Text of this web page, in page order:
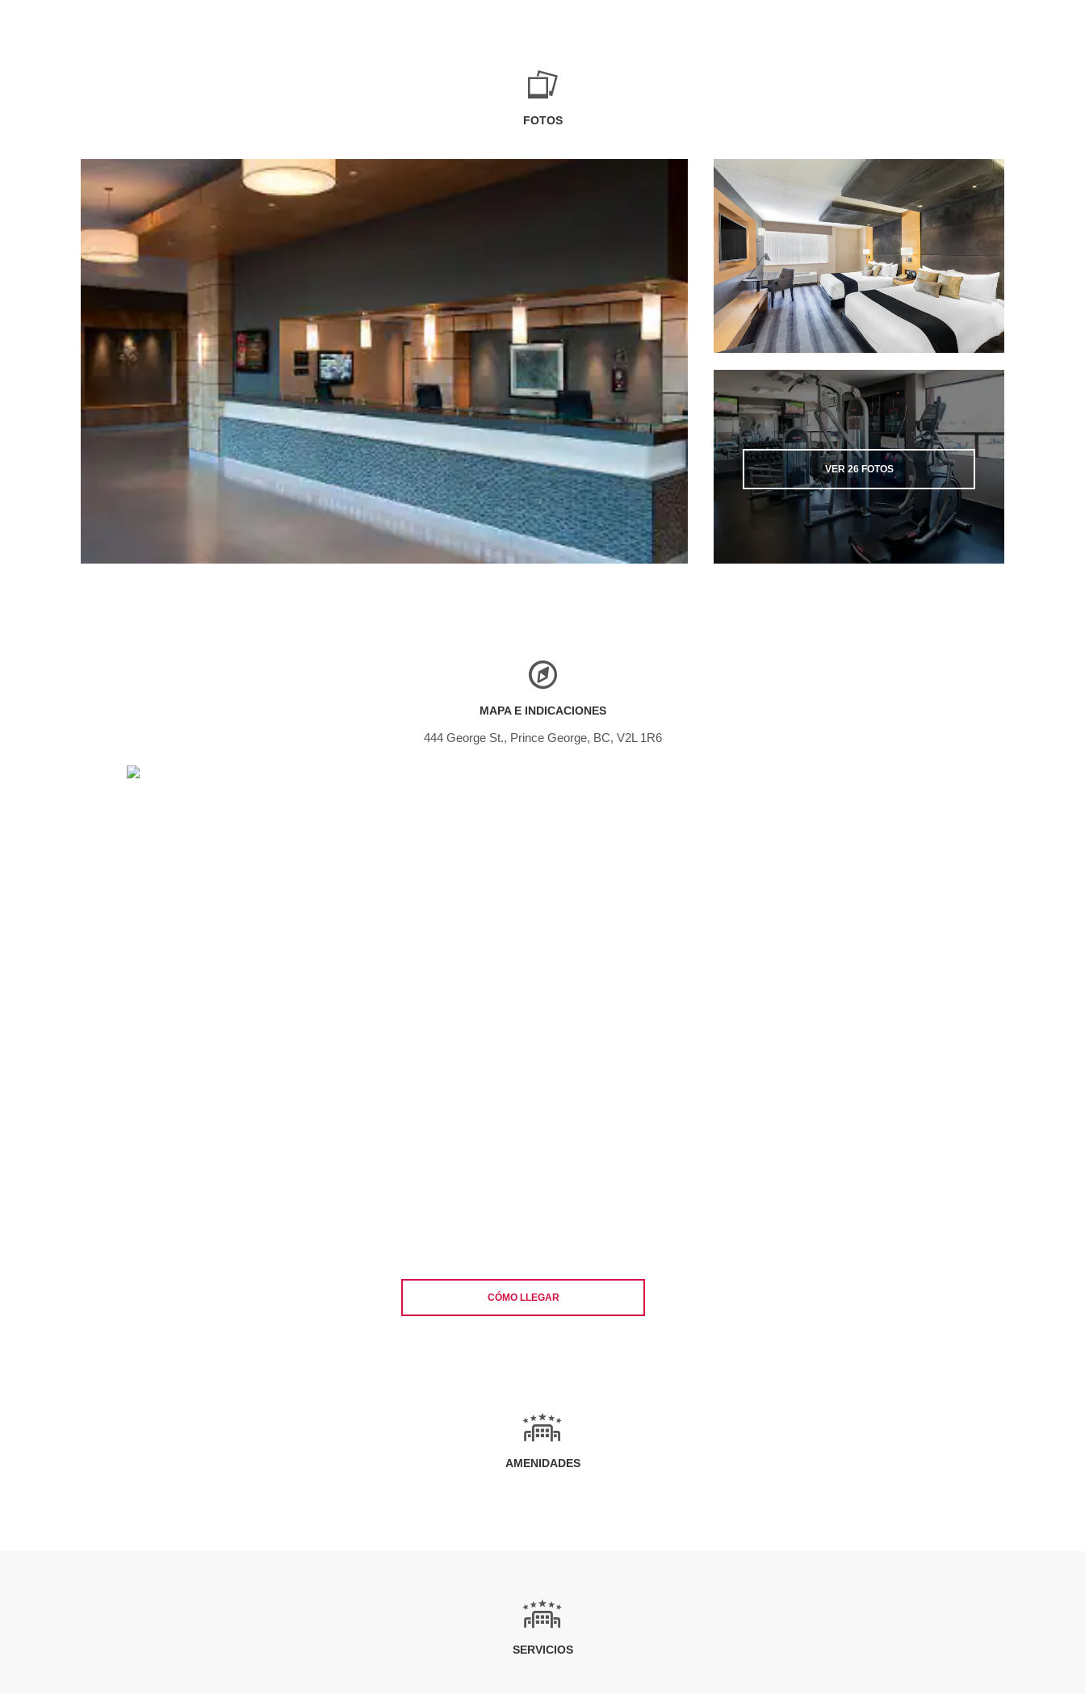
FOTOS
VER 26FOTOS
MAPA E INDICACIONES
444 George St., Prince George, BC, V2L 1R6
CÓMO LLEGAR
AMENIDADES
SERVICIOS